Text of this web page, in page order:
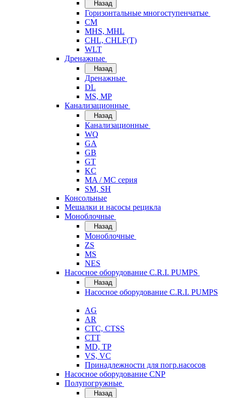
Назад
Горизонтальные многоступенчатые
CM
MHS, MHL
CHL, CHLF(T)
WLT
Дренажные
Назад
Дренажные
DL
MS, MP
Канализационные
Назад
Канализационные
WQ
GA
GB
GT
KC
MA / MC серия
SM, SH
Консольные
Мешалки и насосы рецикла
Моноблочные
Назад
Моноблочные
ZS
MS
NES
Насосное оборудование C.R.I. PUMPS
Назад
Насосное оборудование C.R.I. PUMPS
AG
AR
CTC, CTSS
CTT
MD, TP
VS, VC
Принадлежности для погр.насосов
Насосное оборудование CNP
Полупогружные
Назад